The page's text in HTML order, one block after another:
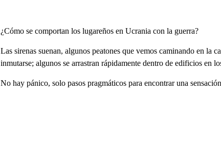
¿Cómo se comportan los lugareños en Ucrania con la guerra?
Las sirenas suenan, algunos peatones que vemos caminando en la
inmutarse; algunos se arrastran rápidamente dentro de edificios en
No hay pánico, solo pasos pragmáticos para encontrar una